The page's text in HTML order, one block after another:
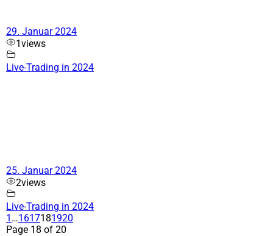
29. Januar 2024
1views
Live-Trading in 2024
25. Januar 2024
2views
Live-Trading in 2024
1 …1617181920
Page 18 of 20